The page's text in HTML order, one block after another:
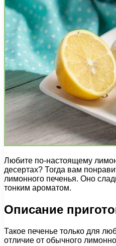
Любите по-настоящему
десертах? Тогда вам
лимонного печенья. Оно
тонким ароматом.
Описание
Такое печенье только для
отличие от обычного